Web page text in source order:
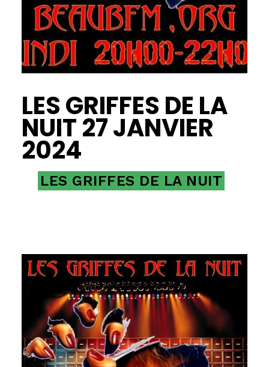
LES GRIFFES DE LA
NUIT 27 JANVIER
2024
LES GRIFFES DE LA NUIT